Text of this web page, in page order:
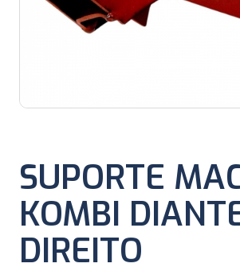
SUPORTE
KOMBI
DIREITO